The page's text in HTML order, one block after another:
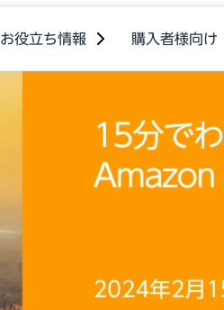
お役立ち情報 購入者様向け